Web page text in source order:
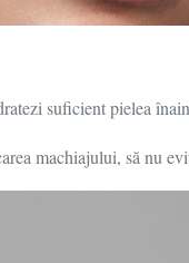
suficient pielea
machiajului, să nu